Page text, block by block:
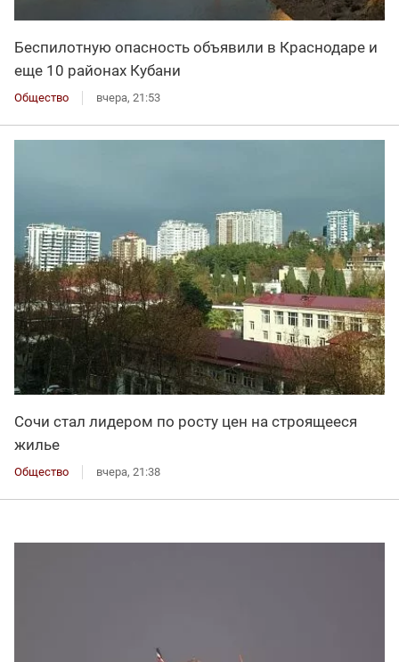
Беспилотную опасность объявили в Краснодаре и
еще 10 районах Кубани
Общество вчера, 21:53
Сочи стал лидером по росту цен на строящееся
жилье
Общество вчера, 21:38